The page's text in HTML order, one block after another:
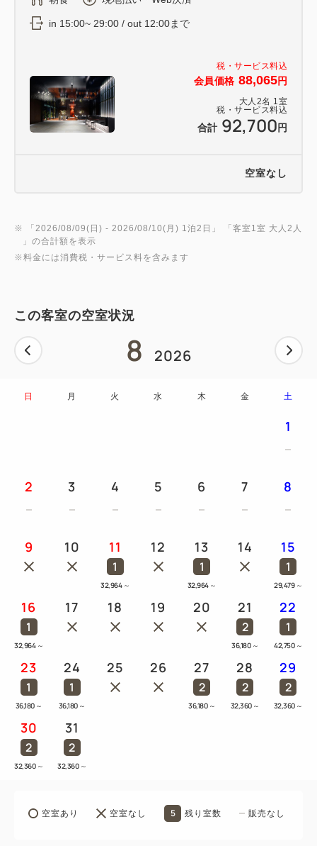
税・サービス料込
会員価格 88,065円
大人 2名 1 室
税・サービス料込
合計 92,700円
in 15:00~ 29:00 / out 12:00まで
空室なし
※ 「 2026/08/09(日) - 2026/08/10(月) 1泊2日 」 「客室1室 大人2人
」の合計額を表示
※料金には消費税・サービス料を含みます
この客室の空室状況
8 2026
日 月 火 水 木 金 土
1
2 3 4 5 6 7 8
9 10 11
1
32,964 ～
12 13
1
32,964 ～
14 15
1
29,479 ～
16
1
32,964 ～
17 18 19 20 21
2
36,180 ～
22
1
42,750 ～
23
1
36,180 ～
24
1
36,180 ～
25 26 27
2
36,180 ～
28
2
32,360 ～
29
2
32,360 ～
30
2
32,360 ～
31
2
32,360 ～
空室あり 空室なし 5 残り室数 販売なし